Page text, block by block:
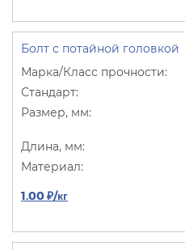
Болт с потайной головкой
1.00 ₽/кг